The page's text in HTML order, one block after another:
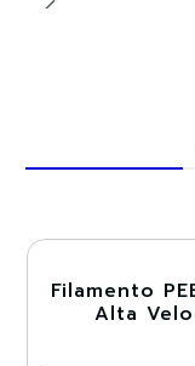
-30%
Filamento
Alta